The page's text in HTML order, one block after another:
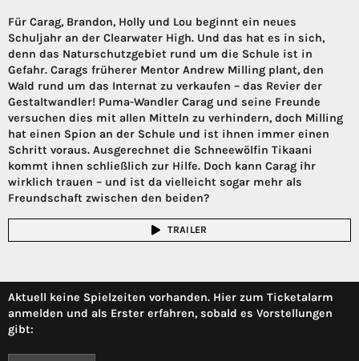
Für Carag, Brandon, Holly und Lou beginnt ein neues
Schuljahr an der Clearwater High. Und das hat es in sich,
denn das Naturschutzgebiet rund um die Schule ist in
Gefahr. Carags früherer Mentor Andrew Milling plant, den
Wald rund um das Internat zu verkaufen – das Revier der
Gestaltwandler! Puma-Wandler Carag und seine Freunde
versuchen dies mit allen Mitteln zu verhindern, doch Milling
hat einen Spion an der Schule und ist ihnen immer einen
Schritt voraus. Ausgerechnet die Schneewölfin Tikaani
kommt ihnen schließlich zur Hilfe. Doch kann Carag ihr
wirklich trauen – und ist da vielleicht sogar mehr als
Freundschaft zwischen den beiden?
TRAILER
Aktuell keine Spielzeiten vorhanden. Hier zum Ticketalarm
anmelden und als Erster erfahren, sobald es Vorstellungen
gibt: